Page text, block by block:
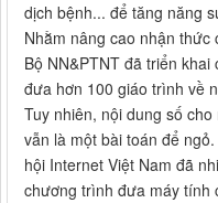
dịch bệnh... để tăng năng
Nhằm nâng cao nhận thức
Bộ NN&PTNT đã triển
đưa hơn 100 giáo trình về
Tuy nhiên, nội dung số
vẫn là một bài toán để
hội Internet Việt Nam đã
chương trình đưa máy tính